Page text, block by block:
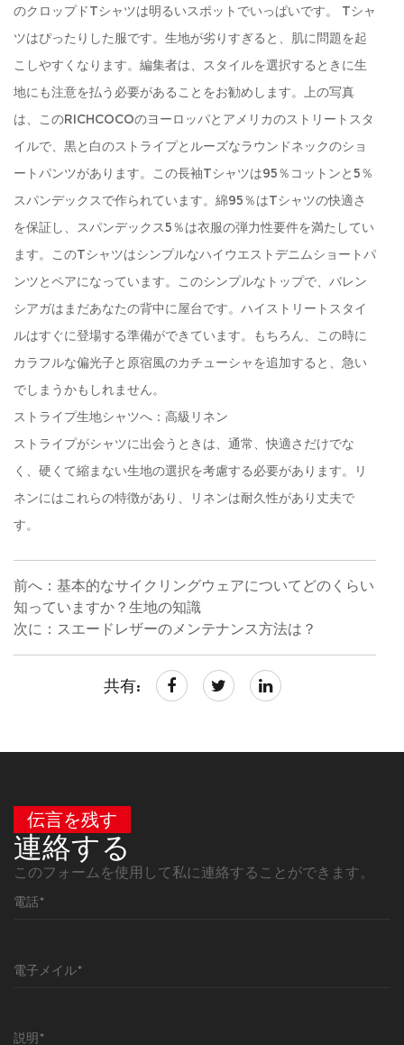
のクロップドTシャツは明るいスポットでいっぱいです。 Tシャ
ツはぴったりした服です。生地が劣りすぎると、肌に問題を起
こしやすくなります。編集者は、スタイルを選択するときに生
地にも注意を払う必要があることをお勧めします。上の写真
は、このRICHCOCOのヨーロッパとアメリカのストリートスタ
イルで、黒と白のストライプとルーズなラウンドネックのショ
ートパンツがあります。この長袖Tシャツは95％コットンと5％
スパンデックスで作られています。綿95％はTシャツの快適さ
を保証し、スパンデックス5％は衣服の弾力性要件を満たしてい
ます。このTシャツはシンプルなハイウエストデニムショートパ
ンツとペアになっています。このシンプルなトップで、バレン
シアガはまだあなたの背中に屋台です。ハイストリートスタイ
ルはすぐに登場する準備ができています。もちろん、この時に
カラフルな偏光子と原宿風のカチューシャを追加すると、急い
でしまうかもしれません。
ストライプ生地シャツへ：高級リネン
ストライプがシャツに出会うときは、通常、快適さだけでな
く、硬くて縮まない生地の選択を考慮する必要があります。リ
ネンにはこれらの特徴があり、リネンは耐久性があり丈夫で
す。
前へ：基本的なサイクリングウェアについてどのくらい
知っていますか？生地の知識
次に：スエードレザーのメンテナンス方法は？
共有:
伝言を残す
連絡する
このフォームを使用して私に連絡することができます。